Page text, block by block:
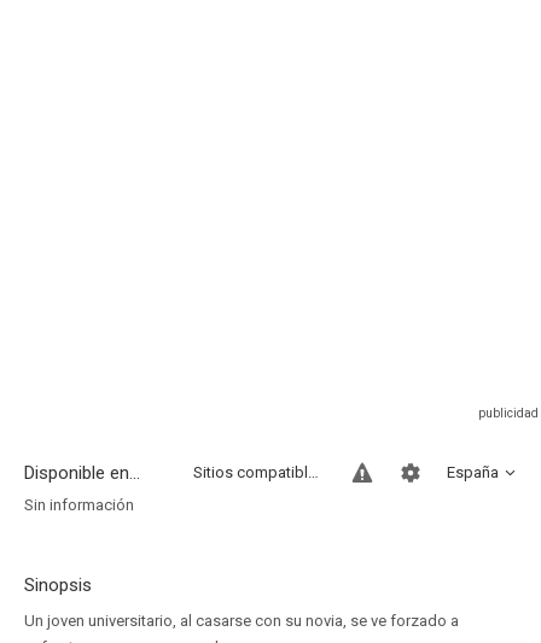
Disponible en... España
Sitios compatibles
Sin información
Sinopsis
Un joven universitario, al casarse con su novia, se ve forzado a